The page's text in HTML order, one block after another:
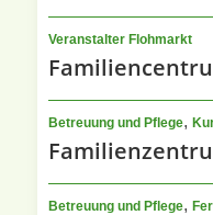
Veranstalter Flohmarkt
Betreuung und Pflege,
Betreuung und Pflege,